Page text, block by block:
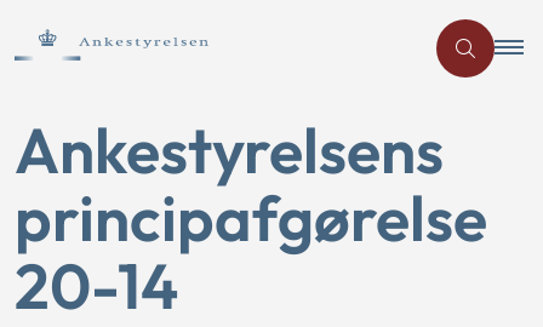
Ankestyrelsens
principafgørelse
20-14